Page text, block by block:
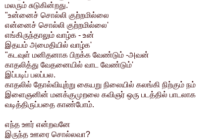
மலரும் சுடுகின்றது.'
"உன்னைச் சொல்லி குற்றமில்லை
என்னைச் சொல்லி குற்றமில்லை'
எங்கிருந்தாலும் வாழ்க - உன்
இதயம் அமைதியில் வாழ்க'
"கடவுள் மனிதனாக பிறக்க வேண்டும் -அவன்
காதலித்து வேதனையில் வாட வேண்டும்'
இப்படிப் பலப்பல.
காதலில் தோல்வியுற்று கையறு நிலையில் கலங்கி நிற்கும் நம்
இளைஞனின் மனக்குமுறலை கவிஞர் ஒரு படத்தில் பாடலாக
வடித்திருப்பதை காண்போம்.
எந்த ஊர் என்றவனே
இருந்த ஊரை சொல்லவா?